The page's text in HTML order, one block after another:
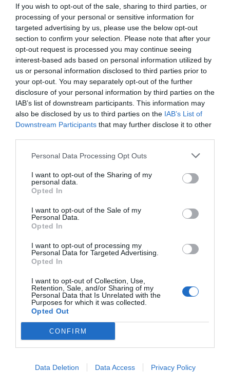
If you wish to opt-out of the sale, sharing to third parties, or
processing of your personal or sensitive information for
targeted advertising by us, please use the below opt-out
section to confirm your selection. Please note that after your
opt-out request is processed you may continue seeing
interest-based ads based on personal information utilized by
us or personal information disclosed to third parties prior to
your opt-out. You may separately opt-out of the further
disclosure of your personal information by third parties on the
IAB’s list of downstream participants. This information may
also be disclosed by us to third parties on the IAB’s List of
Downstream Participants that may further disclose it to other
Personal Data Processing Opt Outs
I want to opt-out of the Sharing of my
personal data.
Opted In
I want to opt-out of the Sale of my
Personal Data.
Opted In
I want to opt-out of processing my
Personal Data for Targeted Advertising.
Opted In
I want to opt-out of Collection, Use,
Retention, Sale, and/or Sharing of my
Personal Data that Is Unrelated with the
Purposes for which it was collected.
Opted Out
CONFIRM
Data Deletion Data Access Privacy Policy
AñadirEl Farmacéuticocomo fuente preferida
de Google de forma gratuita
Mantente informado con las últimas noticias de actualidad.
ACTIVAR AHORA
Tags
Colegio Oficial de Farmacéuticos de Córdoba
ansiedad ansiolíticos
Destacados
La venta online de medicamentos
DIGITAL Isabel Marín Moral 28/07/2026
Récord de comunicaciones para el
24 Congreso Nacional
Farmacéutico de Oviedo
NOTICIAS Y NOVEDADES Redacción 31/07/2026
el cuidado infantil